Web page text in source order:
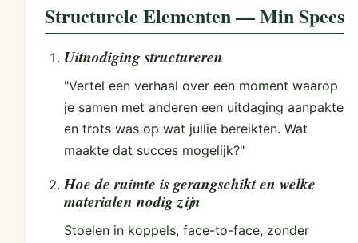
Structurele Elementen — Min Specs
Uitnodiging structureren
"Vertel een verhaal over een moment waarop
je samen met anderen een uitdaging aanpakte
en trots was op wat jullie bereikten. Wat
maakte dat succes mogelijk?"
Hoe de ruimte is gerangschikt en welke
materialen nodig zijn
Stoelen in koppels, face-to-face, zonder